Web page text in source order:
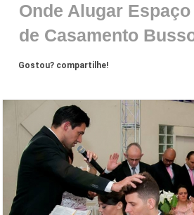
Onde Alugar
de Casamento
Gostou? compartilhe!